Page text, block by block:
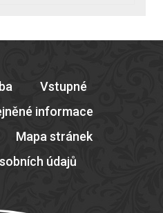
Vstupné
informace
Mapa stránek
údajů